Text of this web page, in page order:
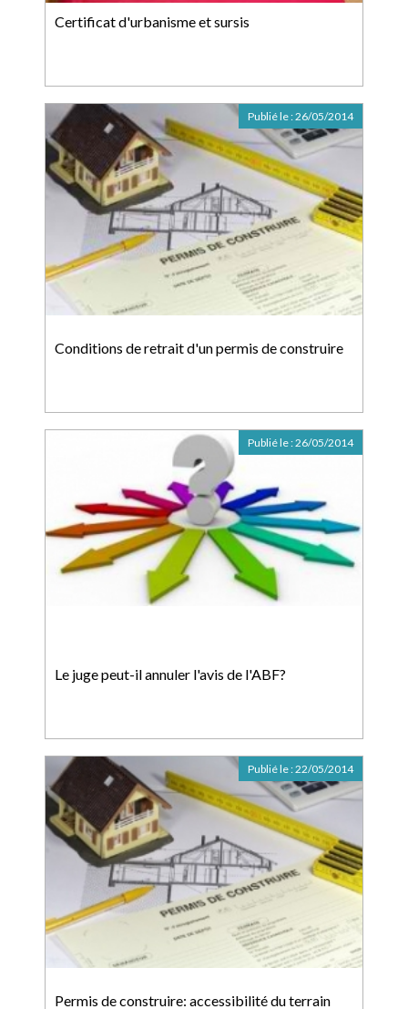
Certificat d'urbanisme et sursis
Conditions de retrait d'un permis de construire
Publié le :26/05/2014
Le juge peut-il annuler l'avis de l'ABF?
Publié le :26/05/2014
Permis de construire: accessibilité du terrain
Publié le :22/05/2014